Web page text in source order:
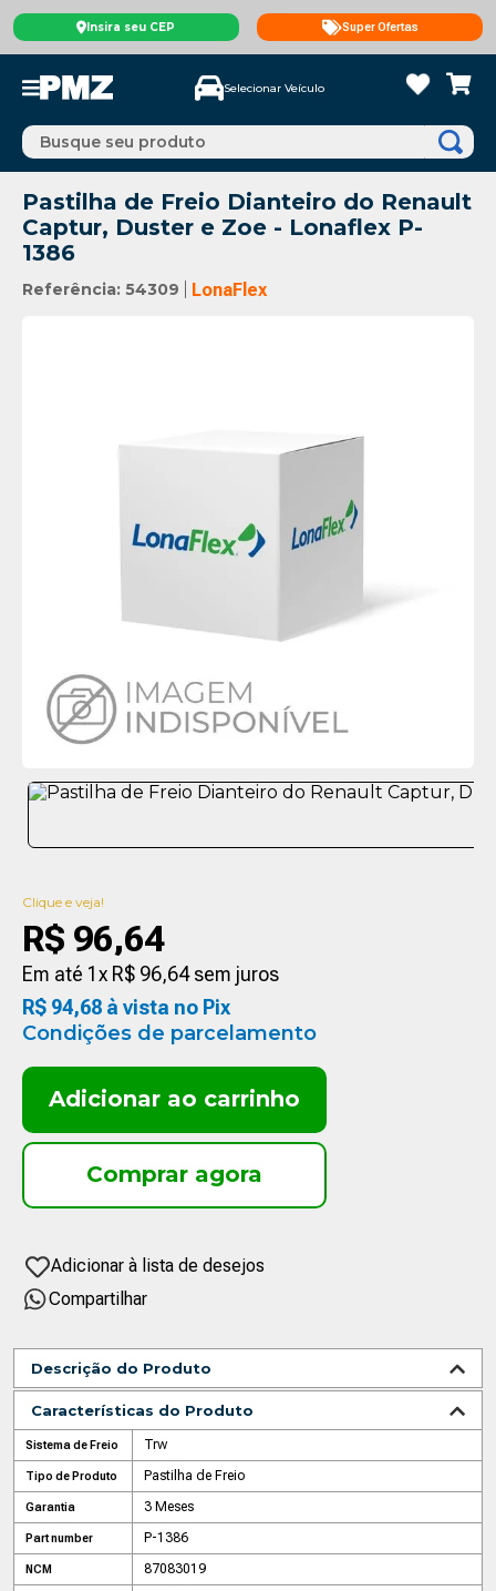
Insira seu CEP Super Ofertas
Selecionar Veículo
Busque seu produto
Pastilha de Freio Dianteiro do Renault
Captur, Duster e Zoe - Lonaflex P-
1386
Referência: 54309 LonaFlex
Clique e veja!
R$ 96,64
Em até 1 x R$ 96,64sem juros
R$ 94,68 à vista no Pix
Condições de parcelamento
Adicionar ao carrinho
Compartilhar
Descrição do Produto
Características do Produto
Sistema de Freio Trw
Tipo de Produto Pastilha de Freio
Garantia 3 Meses
Part number P-1386
NCM 87083019